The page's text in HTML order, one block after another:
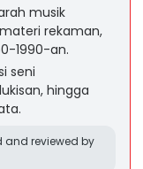
musik
rekaman,
1990-an.
seni
hingga
and reviewed by